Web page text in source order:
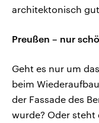
architektonisch
Preußen – nur
Geht es nur um
beim
der Fassade des
wurde? Oder